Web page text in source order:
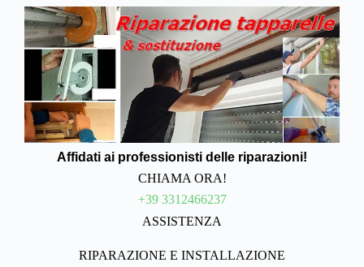
Affidati ai professionisti delle riparazioni!
CHIAMA ORA!
+39 3312466237
ASSISTENZA
RIPARAZIONE E INSTALLAZIONE